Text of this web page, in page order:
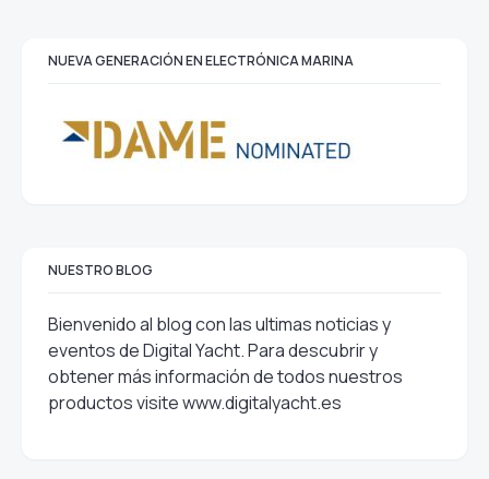
NUEVA GENERACIÓN EN ELECTRÓNICA MARINA
NUESTRO BLOG
Bienvenido al blog con las ultimas noticias y
eventos de Digital Yacht. Para descubrir y
obtener más información de todos nuestros
productos visitewww.digitalyacht.es